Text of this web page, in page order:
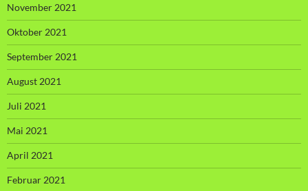
November 2021
Oktober 2021
September 2021
August 2021
Juli 2021
Mai 2021
April 2021
Februar 2021